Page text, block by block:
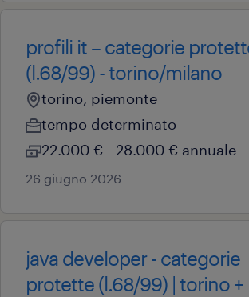
profili it – categorie
(l.68/99) - torino/milano
torino, piemonte
tempo determinato
22.000 € - 28.000 € annuale
26 giugno 2026
java developer - categorie
protette (l.68/99) | torino +